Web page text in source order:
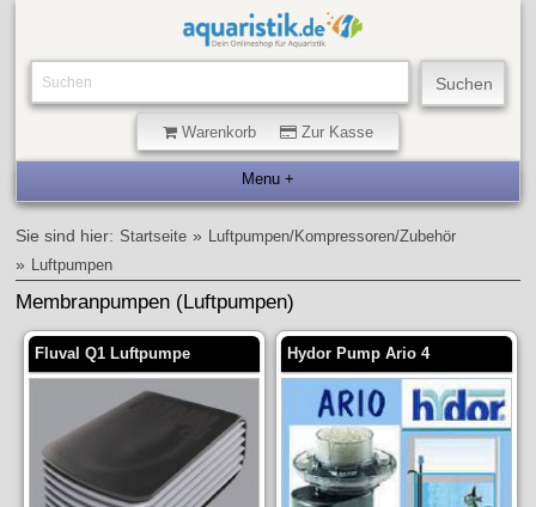
Warenkorb Zur Kasse
Sie sind hier: Startseite » Luftpumpen/Kompressoren/Zubehör
» Luftpumpen
Membranpumpen (Luftpumpen)
Fluval Q1 Luftpumpe Hydor Pump Ario 4